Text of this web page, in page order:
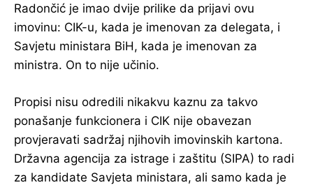
Radončić je imao dvije prilike da prijavi ovu
imovinu: CIK-u, kada je imenovan za delegata, i
Savjetu ministara BiH, kada je imenovan za
ministra. On to nije učinio.
Propisi nisu odredili nikakvu kaznu za takvo
ponašanje funkcionera i CIK nije obavezan
provjeravati sadržaj njihovih imovinskih kartona.
Državna agencija za istrage i zaštitu (SIPA) to radi
za kandidate Savjeta ministara, ali samo kada je